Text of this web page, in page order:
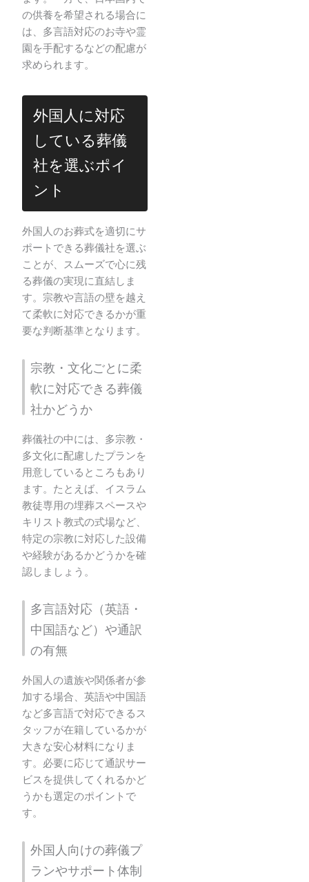
の供養を希望される場合に
は、多言語対応のお寺や霊
園を手配するなどの配慮が
求められます。
外国人に対応
している葬儀
社を選ぶポイ
ント
外国人のお葬式を適切にサ
ポートできる葬儀社を選ぶ
ことが、スムーズで心に残
る葬儀の実現に直結しま
す。宗教や言語の壁を越え
て柔軟に対応できるかが重
要な判断基準となります。
宗教・文化ごとに柔
軟に対応できる葬儀
社かどうか
葬儀社の中には、多宗教・
多文化に配慮したプランを
用意しているところもあり
ます。たとえば、イスラム
教徒専用の埋葬スペースや
キリスト教式の式場など、
特定の宗教に対応した設備
や経験があるかどうかを確
認しましょう。
多言語対応（英語・
中国語など）や通訳
の有無
外国人の遺族や関係者が参
加する場合、英語や中国語
など多言語で対応できるス
タッフが在籍しているかが
大きな安心材料になりま
す。必要に応じて通訳サー
ビスを提供してくれるかど
うかも選定のポイントで
す。
外国人向けの葬儀プ
ランやサポート体制